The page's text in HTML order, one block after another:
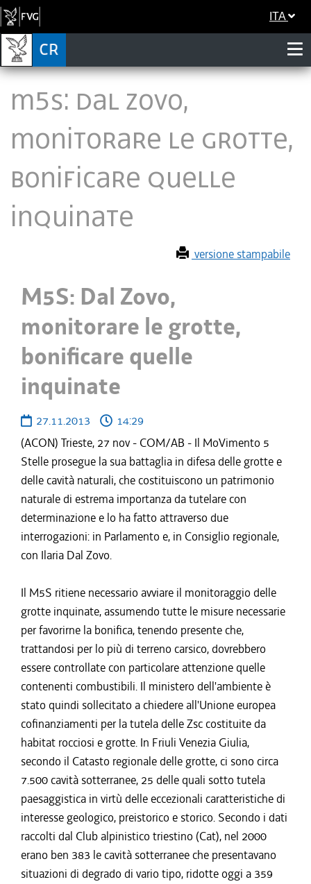
ITA
M5S: Dal Zovo,
monitorare le grotte,
bonificare quelle
inquinate
versione stampabile
M5S: Dal Zovo,
monitorare le grotte,
bonificare quelle
inquinate
27.11.2013
14:29
(ACON) Trieste, 27 nov - COM/AB - Il MoVimento 5
Stelle prosegue la sua battaglia in difesa delle grotte e
delle cavità naturali, che costituiscono un patrimonio
naturale di estrema importanza da tutelare con
determinazione e lo ha fatto attraverso due
interrogazioni: in Parlamento e, in Consiglio regionale,
con Ilaria Dal Zovo.
Il M5S ritiene necessario avviare il monitoraggio delle
grotte inquinate, assumendo tutte le misure necessarie
per favorirne la bonifica, tenendo presente che,
trattandosi per lo più di terreno carsico, dovrebbero
essere controllate con particolare attenzione quelle
contenenti combustibili. Il ministero dell'ambiente è
stato quindi sollecitato a chiedere all'Unione europea
cofinanziamenti per la tutela delle Zsc costituite da
habitat rocciosi e grotte. In Friuli Venezia Giulia,
secondo il Catasto regionale delle grotte, ci sono circa
7.500 cavità sotterranee, 25 delle quali sotto tutela
paesaggistica in virtù delle eccezionali caratteristiche di
interesse geologico, preistorico e storico. Secondo i dati
raccolti dal Club alpinistico triestino (Cat), nel 2000
erano ben 383 le cavità sotterranee che presentavano
situazioni di degrado di vario tipo, ridotte oggi a 359